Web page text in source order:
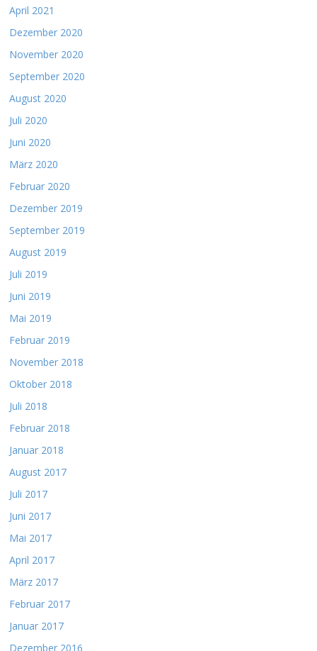
April 2021
Dezember 2020
November 2020
September 2020
August 2020
Juli 2020
Juni 2020
März 2020
Februar 2020
Dezember 2019
September 2019
August 2019
Juli 2019
Juni 2019
Mai 2019
Februar 2019
November 2018
Oktober 2018
Juli 2018
Februar 2018
Januar 2018
August 2017
Juli 2017
Juni 2017
Mai 2017
April 2017
März 2017
Februar 2017
Januar 2017
Dezember 2016